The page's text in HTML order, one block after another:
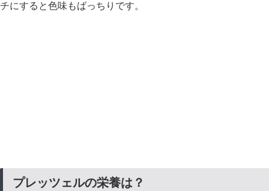
チにすると色味もばっちりです。
プレッツェルの栄養は？